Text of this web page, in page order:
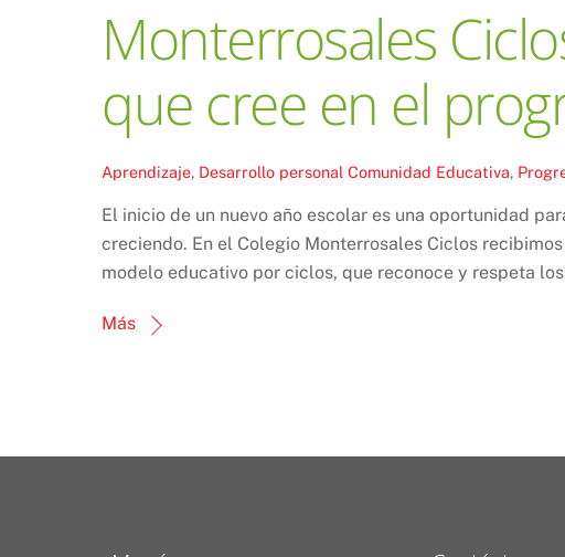
Monterrosales
que cree en el
Aprendizaje, Desarrollo personal Comunidad Educativa,
El inicio de un nuevo año escolar es una oportunidad
creciendo. En el Colegio Monterrosales Ciclos
modelo educativo por ciclos, que reconoce y respeta
Más